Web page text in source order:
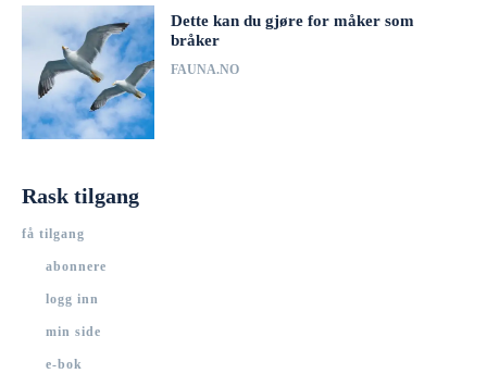
Dette kan du gjøre for måker som
bråker
FAUNA.NO
Rask tilgang
få tilgang
abonnere
logg inn
min side
e-bok